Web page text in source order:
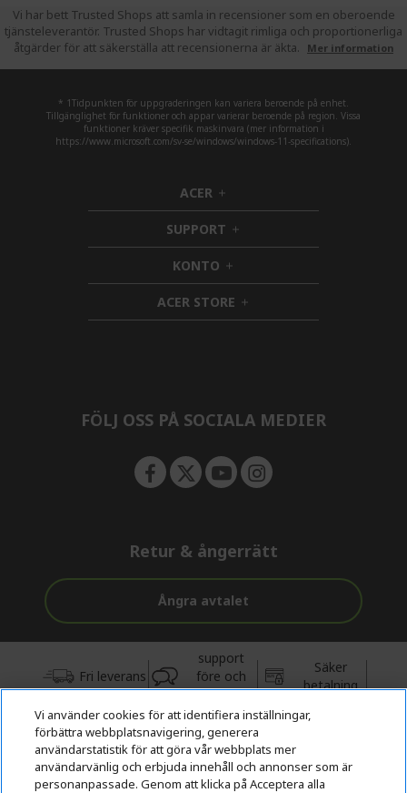
page
Vi har bett Trusted Shops att samla in recensioner som en oberoende
tjänsteleverantör. Trusted Shops har vidtagit rimliga och proportionerliga
åtgärder för att säkerställa att recensionerna är äkta.
Mer information
* 1Tidpunkten för uppgraderingen kan variera beroende på enhet.
Tillgänglighet för funktioner och appar varierar beroende på region. Vissa
funktioner kräver specifik maskinvara (mer information i
https://www.microsoft.com/sv-se/windows/windows-11-specifications).
ACER h
i
d
d
e
n
SUPPORT h
i
d
d
e
n
KONTO h
i
d
d
ACER STORE h
i
FÖLJ OSS PÅ SOCIALA MEDIER
Retur & ångerrätt
Ångra avtalet
Fri leverans
support
före och
efter köp
Säker
betalning
© 2026 Acer Inc.
CPYou BV är auktoriserad återförsäljare och försäljare av de
produkter och tjänster som erbjuds i denna butik.
Vi använder cookies för att identifiera inställningar,
förbättra webbplatsnavigering, generera
användarstatistik för att göra vår webbplats mer
användarvänlig och erbjuda innehåll och annonser som är
personanpassade. Genom att klicka på Acceptera alla